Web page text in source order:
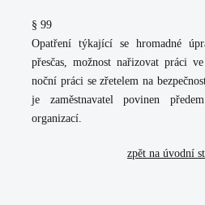
§ 99
Opatření týkající se hromadné
přesčas, možnost nařizovat práci
noční práci se zřetelem na
je zaměstnavatel povinen
organizací.
zpět na úvodní